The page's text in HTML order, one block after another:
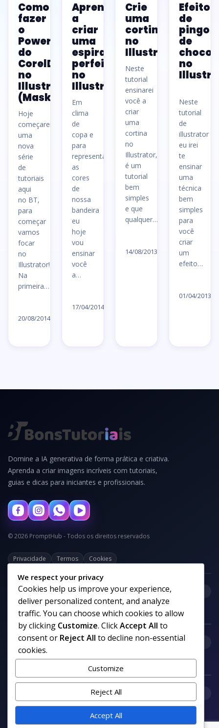
Como
fazer
o
Powerclip
do
CorelDRAW
no
Illustrator
(Mask)
Hoje
começaremos
uma
nova
série
de
tutoriais
aqui
no BT,
para
começar
vamos
focar
no
Illustrator!
Na
primeira…
20/08/2014
Aprenda
a
criar
uma
espiral
perfeita
no
Illustrator
Em
clima
de
copa e
para
representar
as
cores
de
nossa
bandeira
eu
hoje
vou
ensinar
você
a…
17/04/2014
Crie
uma
cortina
no
Illustrator
Neste
tutorial
ensinarei
você a
criar
uma
cortina
no
Illustrator,
é um
tutorial
bem
simples
e que
qualquer…
14/08/2013
Efeito
de
pingo
de
no
Neste
tutorial
de
illustrator
eu irei
te
ensinar
uma
técnica
bem
simples
para
você
criar
um
efeito…
01/04/2013
Domine a IA generativa de forma prática e criativa.
Aprenda a criar imagens incríveis com tutoriais,
guias e dicas para iniciantes e profissionais.
© 2026 PromptHub - Todos os direitos reservados
Privacidade Termos Cookies
Categorias
Links uteis
We respect your privacy
Cookies help us improve your experience,
deliver personalized content, and analyze
traffic. You can choose which cookies to allow
by clicking Customize. ClickAccept All to
consent or Reject All to decline non-essential
cookies.
Customize
Reject All
Accept All